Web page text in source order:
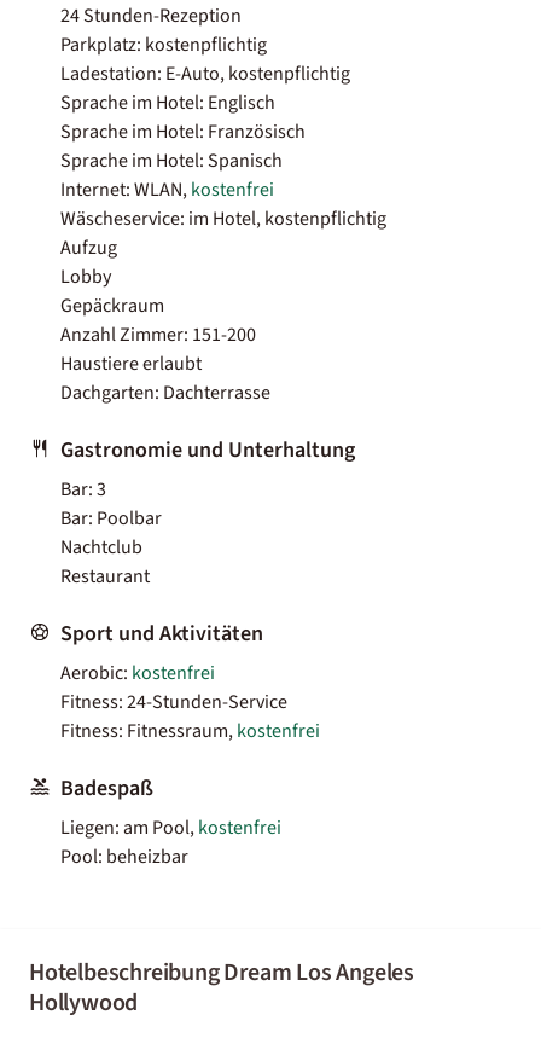
24 Stunden-Rezeption
Parkplatz: kostenpflichtig
Ladestation: E-Auto, kostenpflichtig
Sprache im Hotel: Englisch
Sprache im Hotel: Französisch
Sprache im Hotel: Spanisch
Internet: WLAN,kostenfrei
Wäscheservice: im Hotel, kostenpflichtig
Aufzug
Lobby
Gepäckraum
Anzahl Zimmer: 151-200
Haustiere erlaubt
Dachgarten: Dachterrasse
Gastronomie und Unterhaltung
Bar: 3
Bar: Poolbar
Nachtclub
Restaurant
Sport und Aktivitäten
Aerobic: kostenfrei
Fitness: 24-Stunden-Service
Fitness: Fitnessraum,kostenfrei
Badespaß
Liegen: am Pool,kostenfrei
Pool: beheizbar
Hotelbeschreibung Dream Los Angeles
Hollywood